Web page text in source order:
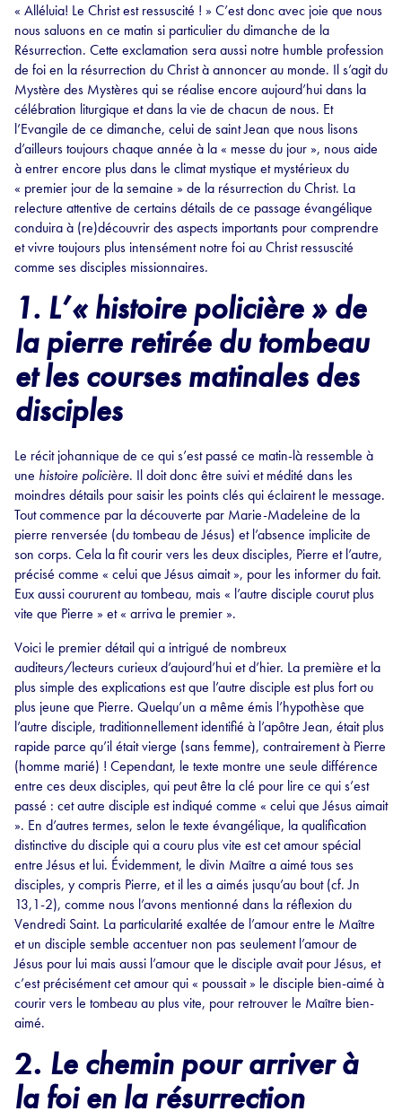
« Alléluia! Le Christ est ressuscité ! » C’est donc avec joie que nous
nous saluons en ce matin si particulier du dimanche de la
Résurrection. Cette exclamation sera aussi notre humble profession
de foi en la résurrection du Christ à annoncer au monde. Il s’agit du
Mystère des Mystères qui se réalise encore aujourd’hui dans la
célébration liturgique et dans la vie de chacun de nous. Et
l’Evangile de ce dimanche, celui de saint Jean que nous lisons
d’ailleurs toujours chaque année à la « messe du jour », nous aide
à entrer encore plus dans le climat mystique et mystérieux du
« premier jour de la semaine » de la résurrection du Christ. La
relecture attentive de certains détails de ce passage évangélique
conduira à (re)découvrir des aspects importants pour comprendre
et vivre toujours plus intensément notre foi au Christ ressuscité
comme ses disciples missionnaires.
1. L’« histoire policière » de
la pierre retirée du tombeau
et les courses matinales des
disciples
Le récit johannique de ce qui s’est passé ce matin-là ressemble à
une histoire policière. Il doit donc être suivi et médité dans les
moindres détails pour saisir les points clés qui éclairent le message.
Tout commence par la découverte par Marie-Madeleine de la
pierre renversée (du tombeau de Jésus) et l’absence implicite de
son corps. Cela la fit courir vers les deux disciples, Pierre et l’autre,
précisé comme « celui que Jésus aimait », pour les informer du fait.
Eux aussi coururent au tombeau, mais « l’autre disciple courut plus
vite que Pierre » et « arriva le premier ».
Voici le premier détail qui a intrigué de nombreux
auditeurs/lecteurs curieux d’aujourd’hui et d’hier. La première et la
plus simple des explications est que l’autre disciple est plus fort ou
plus jeune que Pierre. Quelqu’un a même émis l’hypothèse que
l’autre disciple, traditionnellement identifié à l’apôtre Jean, était plus
rapide parce qu’il était vierge (sans femme), contrairement à Pierre
(homme marié) ! Cependant, le texte montre une seule différence
entre ces deux disciples, qui peut être la clé pour lire ce qui s’est
passé : cet autre disciple est indiqué comme « celui que Jésus aimait
». En d’autres termes, selon le texte évangélique, la qualification
distinctive du disciple qui a couru plus vite est cet amour spécial
entre Jésus et lui. Évidemment, le divin Maître a aimé tous ses
disciples, y compris Pierre, et il les a aimés jusqu’au bout (cf. Jn
13,1-2), comme nous l’avons mentionné dans la réflexion du
Vendredi Saint. La particularité exaltée de l’amour entre le Maître
et un disciple semble accentuer non pas seulement l’amour de
Jésus pour lui mais aussi l’amour que le disciple avait pour Jésus, et
c’est précisément cet amour qui « poussait » le disciple bien-aimé à
courir vers le tombeau au plus vite, pour retrouver le Maître bien-
aimé.
2. Le chemin pour arriver à
la foi en la résurrection